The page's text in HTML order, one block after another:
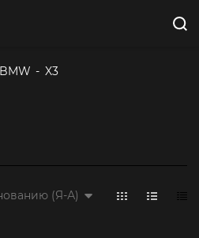
BMW - X3
(Я-А)